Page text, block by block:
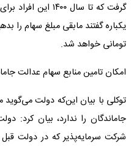
تومانی خواهد شد.
امکان تامین منابع سهام عدالت
توکلی با بیان این‌که دولت
شرکت سرمایه‌پذیر که در دولت